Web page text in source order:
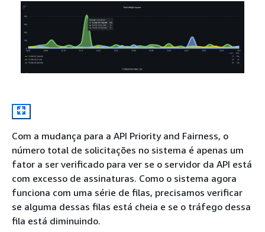
Com a mudança para a API Priority and Fairness, o
número total de solicitações no sistema é apenas um
fator a ser verificado para ver se o servidor da API está
com excesso de assinaturas. Como o sistema agora
funciona com uma série de filas, precisamos verificar
se alguma dessas filas está cheia e se o tráfego dessa
fila está diminuindo.